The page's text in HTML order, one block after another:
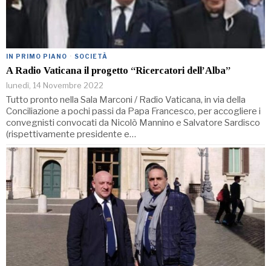
IN PRIMO PIANO · SOCIETÀ
A Radio Vaticana il progetto “Ricercatori dell’Alba”
lunedì, 14 Novembre 2022
Tutto pronto nella Sala Marconi / Radio Vaticana, in via della
Conciliazione a pochi passi da Papa Francesco, per accogliere i
convegnisti convocati da Nicolò Mannino e Salvatore Sardisco
(rispettivamente presidente e…